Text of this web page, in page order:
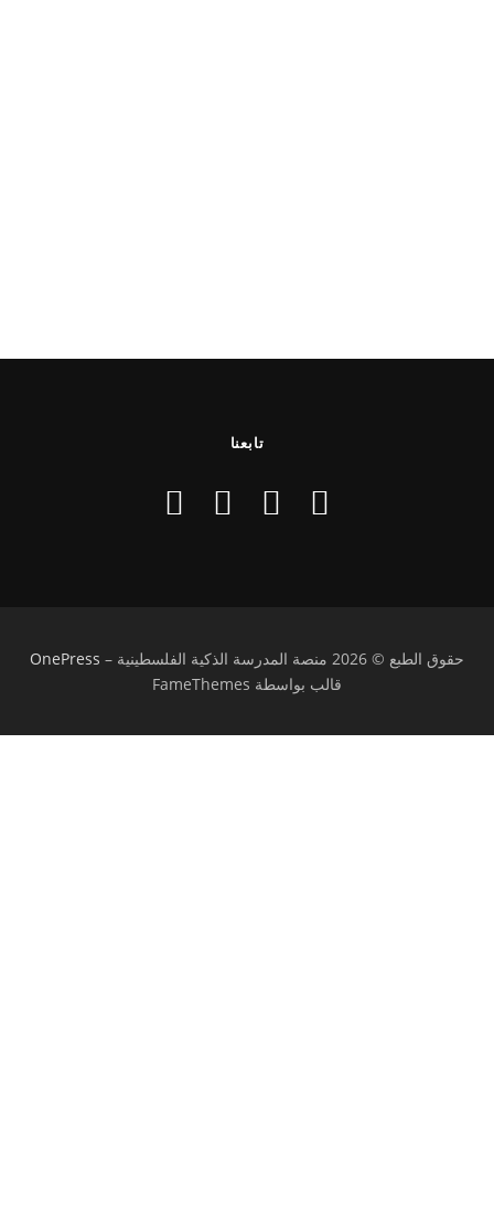
تابعنا
حقوق الطبع © 2026 منصة المدرسة الذكية الفلسطينية –
OnePress
قالب بواسطة FameThemes